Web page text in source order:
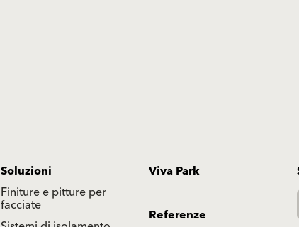
Soluzioni
Finiture e pitture per
facciate
Viva Park
Referenze